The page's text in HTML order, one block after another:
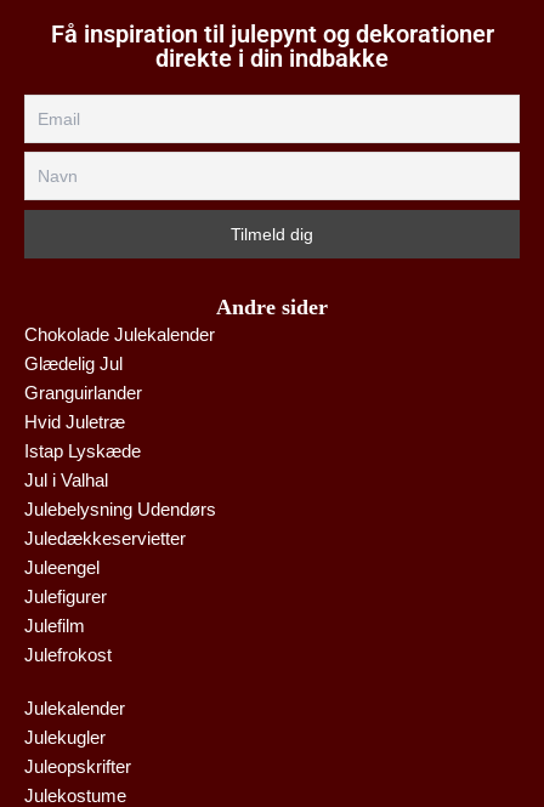
Få inspiration til julepynt og dekorationer
direkte i din indbakke
Andre sider
Chokolade Julekalender
Glædelig Jul
Granguirlander
Hvid Juletræ
Istap Lyskæde
Jul i Valhal
Julebelysning Udendørs
Juledækkeservietter
Juleengel
Julefigurer
Julefilm
Julefrokost
Julekalender
Julekugler
Juleopskrifter
Julekostume